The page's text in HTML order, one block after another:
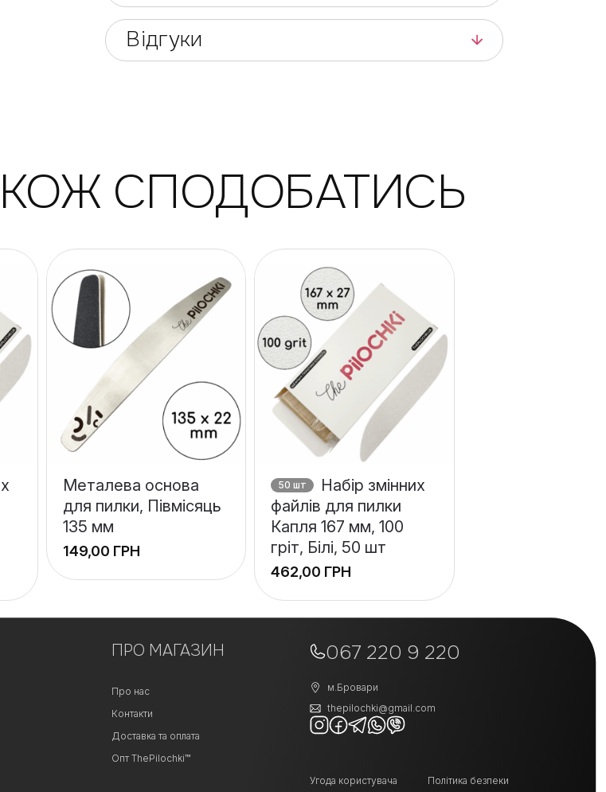
Відгуки
СПОДОБАТИСЬ
Металева основа
для пилки, Півмісяць
135 мм
ГРН
50 шт
Набір змінних
файлів для пилки
Капля 167 мм, 100
гріт, Білі, 50 шт
ГРН
ПРО МАГАЗИН 067 220 9 220
Про нас
Контакти
Доставка та оплата
Опт ThePilochki™
м.Бровари
thepilochki@gmail.com
Угода користувача Політика безпеки